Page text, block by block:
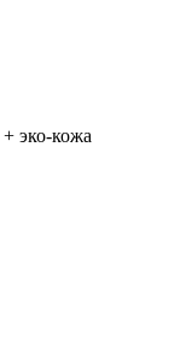
эко-кожа